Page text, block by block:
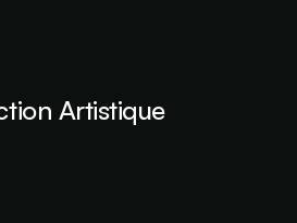
Artistique